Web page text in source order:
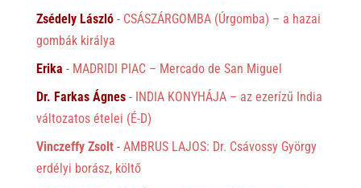
Zsédely László- CSÁSZÁRGOMBA (Úrgomba) – a hazai
gombák királya
Erika - MADRIDI PIAC – Mercado de San Miguel
Dr. Farkas Ágnes- INDIA KONYHÁJA – az ezerízű India
változatos ételei (É-D)
Vinczeffy Zsolt- AMBRUS LAJOS: Dr. Csávossy György
erdélyi borász, költő